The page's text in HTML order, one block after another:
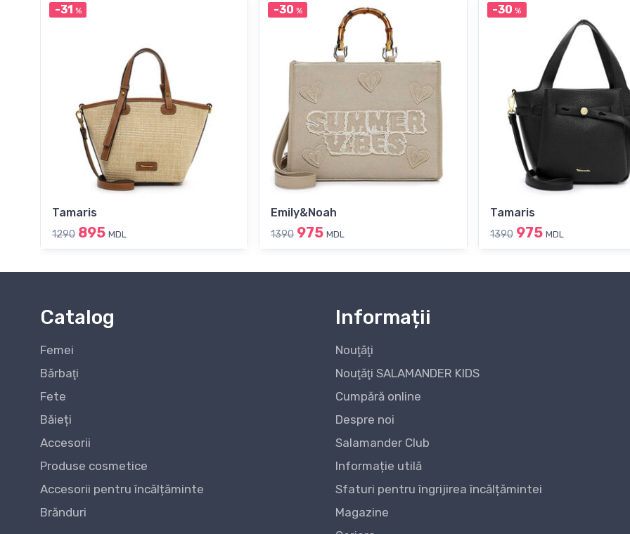
-31 %
Tamaris
1290 895 MDL
-30 %
Emily&Noah
1390 975 MDL
-30 %
Tamaris
1390 975 MDL
Catalog
Femei
Bărbaţi
Fete
Băieți
Accesorii
Produse cosmetice
Accesorii pentru încălțăminte
Brănduri
Informații
Nouţăţi
Nouţăţi SALAMANDER KIDS
Cumpără online
Despre noi
Salamander Club
Informație utilă
Sfaturi pentru îngrijirea încălțămintei
Magazine